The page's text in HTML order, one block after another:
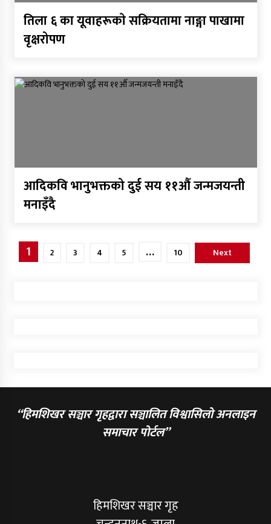
तिला ६ का यूवाहरूकाे सक्रियतामा नाङ्गा पाखामा
वृक्षरोपण
आदिकवि भानुभक्तको दुई सय ११औँ जन्मजयन्ती
मनाइँदै
Posts
pagination
1 2 3 4 5 … 10 Next
“हिमशिखर सञ्चार गृहद्वारा सञ्चालित विश्वासिलो अनलाइन
समाचार पोर्टल”
हिमशिखर सञ्चार गृह